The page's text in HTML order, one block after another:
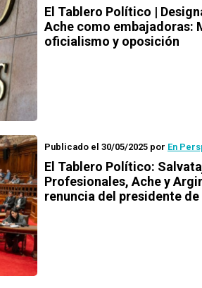
El Tablero Político |
Ache como embajadoras:
oficialismo y oposición
Publicado el 30/05/2025 por En
El Tablero Político:
Profesionales, Ache y
renuncia del presidente